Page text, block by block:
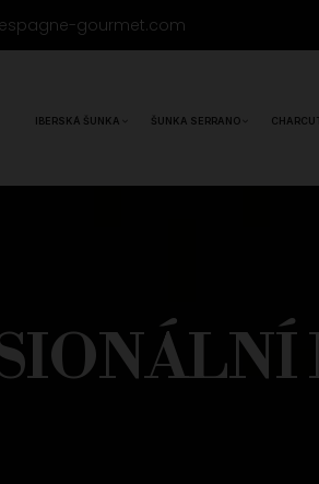
gourmet.com
IBERSKÁ ŠUNKA ŠUNKA SERRANO